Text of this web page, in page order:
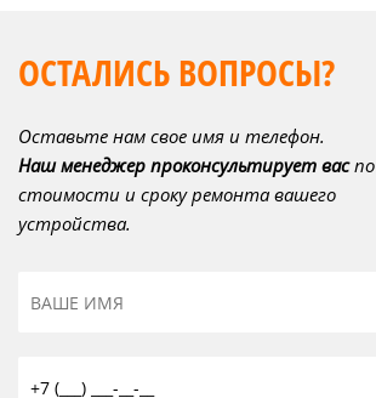
ОСТАЛИСЬ ВОПРОСЫ?
Оставьте нам свое имя и телефон.
Наш менеджер проконсультирует васпо
стоимости и сроку ремонта вашего
устройства.